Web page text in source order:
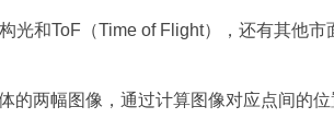
和ToF（Time of Flight），还有其他市
两幅图像，通过计算图像对应点间的位